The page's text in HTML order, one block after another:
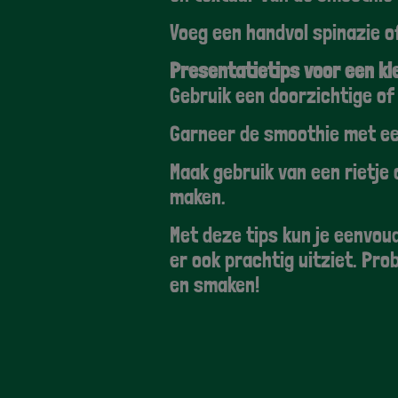
Voeg een handvol
Presentatietips voor een
Gebruik een doorzichtige
Garneer de smoothie met
Maak gebruik van een
maken.
Met deze tips kun je
er ook prachtig uitziet.
en smaken!